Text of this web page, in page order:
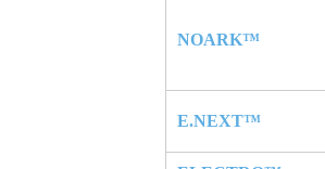
NOARK™
E.NEXT™